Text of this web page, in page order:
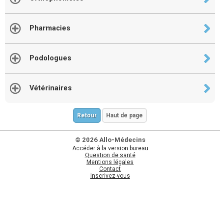
Pharmacies
Podologues
Vétérinaires
Retour Haut de page
© 2026 Allo-Médecins
Accéder à la version bureau
Question de santé
Mentions légales
Contact
Inscrivez-vous